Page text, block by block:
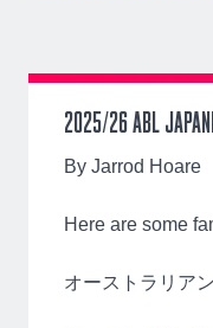
2025/26 ABL
By Jarrod Hoare
Here are some
オーストラリア